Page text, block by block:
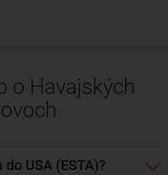
v havajčine Ka Lae). Toľko k
Havaj z tej stránky, ktorá láka
Pacifiku a vôbec sa tomu
o Havajských
USA (ESTA)?